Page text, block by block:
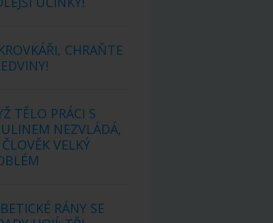
CHRAŇTE
TĚLO PRÁCI S
NEZVLÁDÁ,
VELKÝ
RÁNY SE